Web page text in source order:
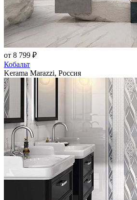
от 8 799 ₽
Кобальт
Kerama Marazzi, Россия